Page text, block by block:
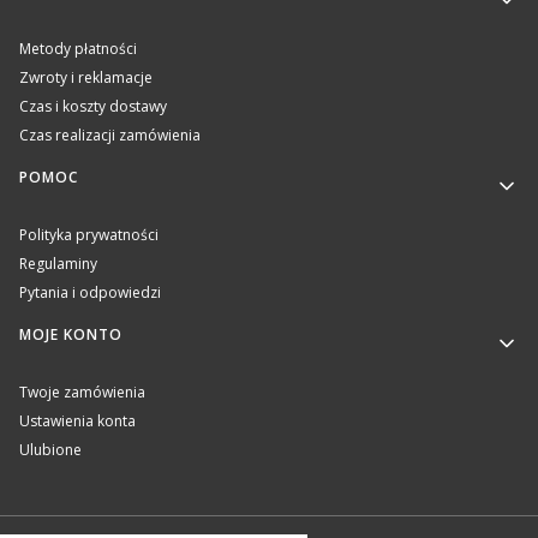
Metody płatności
Zwroty i reklamacje
Czas i koszty dostawy
Czas realizacji zamówienia
POMOC
Polityka prywatności
Regulaminy
Pytania i odpowiedzi
MOJE KONTO
Twoje zamówienia
Ustawienia konta
Ulubione